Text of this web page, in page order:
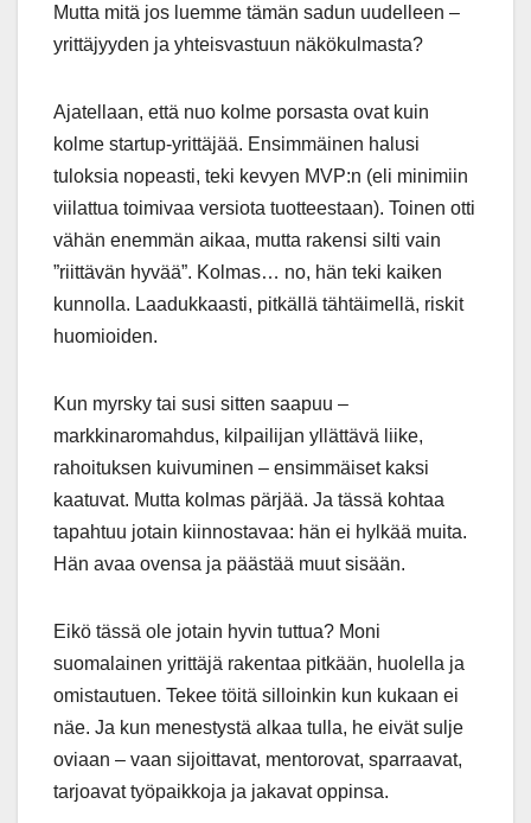
Mutta mitä jos luemme tämän sadun uudelleen –
yrittäjyyden ja yhteisvastuun näkökulmasta?
Ajatellaan, että nuo kolme porsasta ovat kuin
kolme startup-yrittäjää. Ensimmäinen halusi
tuloksia nopeasti, teki kevyen MVP:n (eli minimiin
viilattua toimivaa versiota tuotteestaan). Toinen otti
vähän enemmän aikaa, mutta rakensi silti vain
”riittävän hyvää”. Kolmas… no, hän teki kaiken
kunnolla. Laadukkaasti, pitkällä tähtäimellä, riskit
huomioiden.
Kun myrsky tai susi sitten saapuu –
markkinaromahdus, kilpailijan yllättävä liike,
rahoituksen kuivuminen – ensimmäiset kaksi
kaatuvat. Mutta kolmas pärjää. Ja tässä kohtaa
tapahtuu jotain kiinnostavaa: hän ei hylkää muita.
Hän avaa ovensa ja päästää muut sisään.
Eikö tässä ole jotain hyvin tuttua? Moni
suomalainen yrittäjä rakentaa pitkään, huolella ja
omistautuen. Tekee töitä silloinkin kun kukaan ei
näe. Ja kun menestystä alkaa tulla, he eivät sulje
oviaan – vaan sijoittavat, mentorovat, sparraavat,
tarjoavat työpaikkoja ja jakavat oppinsa.